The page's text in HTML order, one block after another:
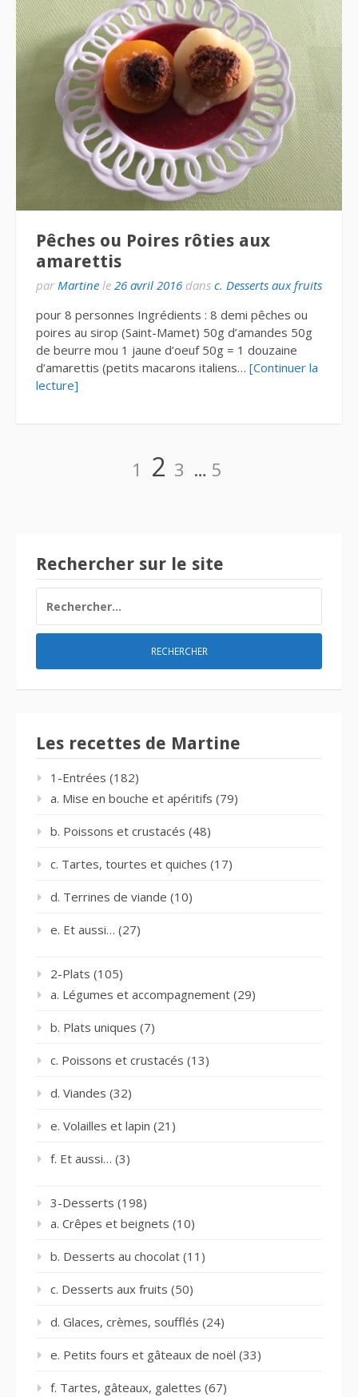
Pêches ou Poires rôties aux
amarettis
par Martine le 26 avril 2016 dans c. Desserts aux fruits
pour 8 personnes Ingrédients : 8 demi pêches ou
poires au sirop (Saint-Mamet) 50g d’amandes 50g
de beurre mou 1 jaune d’oeuf 50g = 1 douzaine
d’amarettis (petits macarons italiens… [Continuer la
lecture]
Page
1 Page
2 Page
3 … Page
5
Rechercher sur le site
Les recettes de Martine
1-Entrées (182)
a. Mise en bouche et apéritifs (79)
b. Poissons et crustacés (48)
c. Tartes, tourtes et quiches (17)
d. Terrines de viande (10)
e. Et aussi… (27)
2-Plats (105)
a. Légumes et accompagnement (29)
b. Plats uniques (7)
c. Poissons et crustacés (13)
d. Viandes (32)
e. Volailles et lapin (21)
f. Et aussi… (3)
3-Desserts (198)
a. Crêpes et beignets (10)
b. Desserts au chocolat (11)
c. Desserts aux fruits (50)
d. Glaces, crèmes, soufflés (24)
e. Petits fours et gâteaux de noël (33)
f. Tartes, gâteaux, galettes (67)